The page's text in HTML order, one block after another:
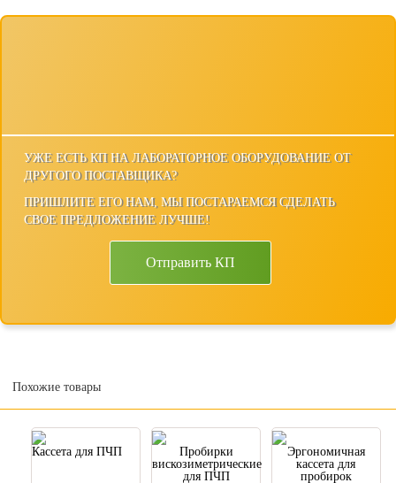
УЖЕ ЕСТЬ КП НА ЛАБОРАТОРНОЕ ОБОРУДОВАНИЕ ОТ
ДРУГОГО ПОСТАВЩИКА?
ПРИШЛИТЕ ЕГО НАМ, МЫ ПОСТАРАЕМСЯ СДЕЛАТЬ
СВОЕ ПРЕДЛОЖЕНИЕ ЛУЧШЕ!
Отправить КП
Похожие товары
Кассета для ПЧП
Пробирки
вискозиметрические
для ПЧП
Эргономичная
кассета для
пробирок